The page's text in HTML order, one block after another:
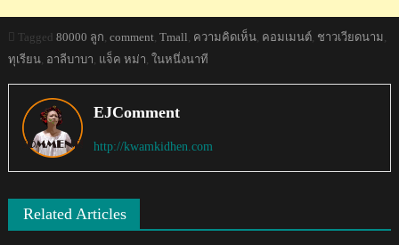
Tagged 80000 ลูก comment Tmall ความคิดเห็น, คอมเมนต์, ชาวเวียดนาม
ทุเรียน, อาลีบาบา แจ็ค หม่า ในหนึ่งนาที
EJComment
http://kwamkidhen.com
Related Articles